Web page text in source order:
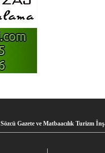
Sözcü Gazete ve Matbaacılık Turizm